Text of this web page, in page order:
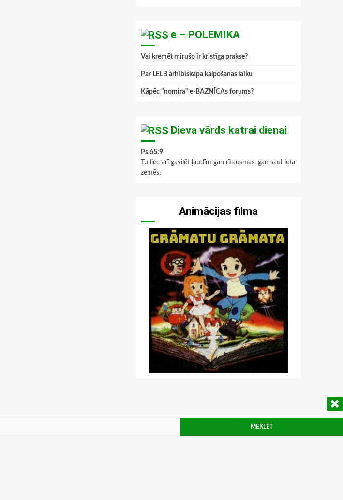
e – POLEMIKA
Vai kremēt mirušo ir kristīga prakse?
Par LELB arhibīskapa kalpošanas laiku
Kāpēc "nomira" e-BAZNĪCAs forums?
Dieva vārds katrai dienai
Ps.65:9
Tu liec arī gavilēt ļaudīm gan rītausmas, gan saulrieta
zemēs.
Animācijas filma